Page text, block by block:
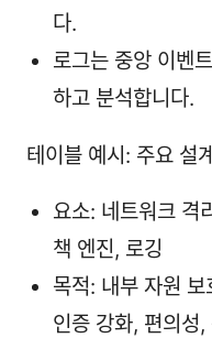
다.
로그는 중앙 이벤
하고 분석합니다.
테이블 예시: 주요 설
요소: 네트워크 격
책 엔진, 로깅
목적: 내부 자원
인증 강화, 편의성,